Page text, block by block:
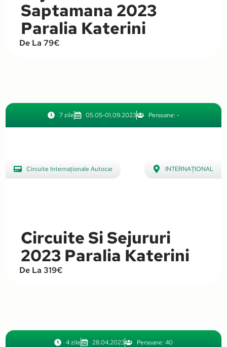
Saptamana 2023
Paralia Katerini
De La 79€
7 zile 05.05-01.09.2023 Persoane: -
Circuite Si Sejururi
2023 Paralia Katerini
De La 319€
INTERNAȚIONAL
,
Circuite Internaționale Autocar
4 zile 28.04.2023 Persoane: 40